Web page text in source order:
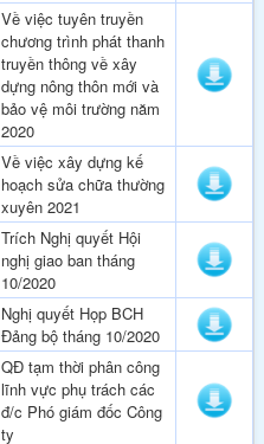
Về việc tuyên truyền
chương trình phát thanh
truyền thông về xây
dựng nông thôn mới và
bảo vệ môi trường năm
2020
Về việc xây dựng kế
hoạch sửa chữa thường
xuyên 2021
Trích Nghị quyết Hội
nghị giao ban tháng
10/2020
Nghị quyết Họp BCH
Đảng bộ tháng 10/2020
QĐ tạm thời phân công
lĩnh vực phụ trách các
đ/c Phó giám đốc Công
ty